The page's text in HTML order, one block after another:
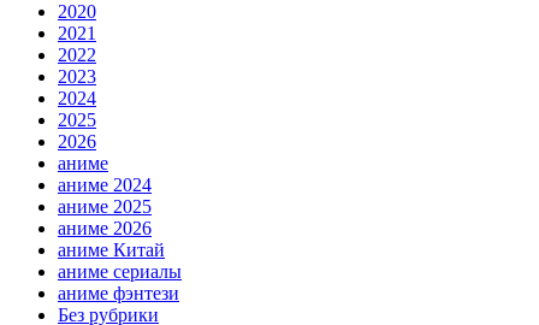
2020
2021
2022
2023
2024
2025
2026
аниме
аниме 2024
аниме 2025
аниме 2026
аниме Китай
аниме сериалы
аниме фэнтези
Без рубрики